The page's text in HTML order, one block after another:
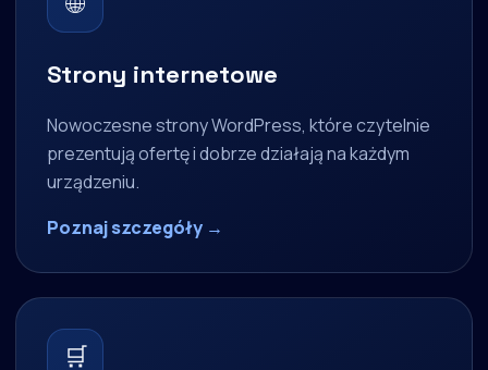
Strony internetowe
Nowoczesne strony WordPress, które czytelnie
prezentują ofertę i dobrze działają na każdym
urządzeniu.
Poznaj szczegóły →
🛒